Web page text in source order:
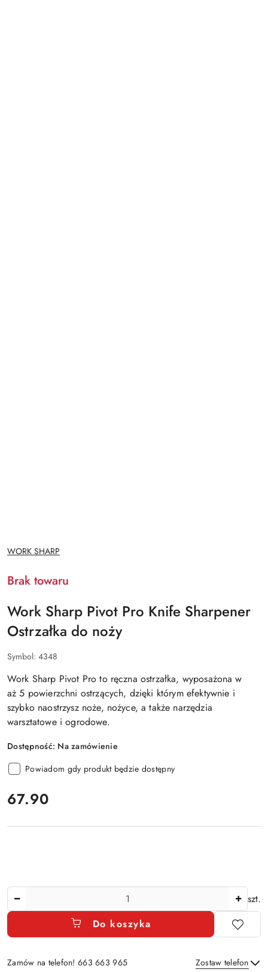
NAZWA
PRODUCENTA:
WORK SHARP
Brak towaru
Work Sharp Pivot Pro Knife Sharpener
Ostrzałka do noży
Symbol: 4348
Work Sharp Pivot Pro to ręczna ostrzałka, wyposażona w
aż 5 powierzchni ostrzących, dzięki którym efektywnie i
szybko naostrzysz noże, nożyce, a także narzędzia
warsztatowe i ogrodowe.
Dostępność: Na zamówienie
Powiadom gdy produkt będzie dostępny
cena:
67.90
szt.
Do koszyka
Zamów na telefon! 663 663 965 Zostaw telefon